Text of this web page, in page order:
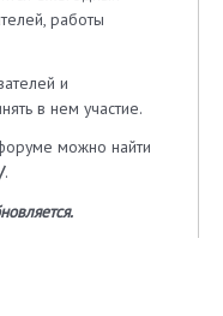
работы
и
в нем участие.
можно найти
.